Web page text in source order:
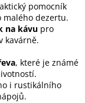
pomocník
malého dezertu.
na kávu pro
kavárně.
, které je známé
i rustikálního